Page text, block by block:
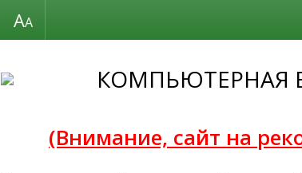
Размер шрифта
КОМПЬЮТЕРНАЯ
(Внимание, сайт на